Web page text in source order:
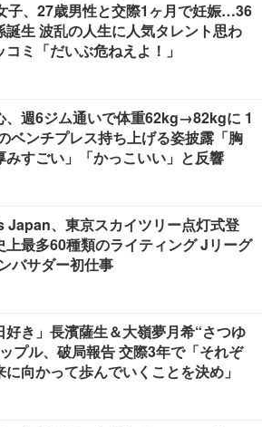
子、27歳男性と交際1ヶ月で妊娠…36
誕生 波乱の人生に人気タレント思わ
コミ「だいぶ危ねえよ！」
、週6ジム通いで体重62kg→82kgに 1
ベンチプレス持ち上げる姿披露「胸
みすごい」「かっこいい」と反響
Japan、東京スカイツリー点灯式登
上最多60種類のライティング Jリーグ
バサダー初仕事
好き」長濱薩生＆大嶺夢月希“さつゆ
プル、破局報告 交際3年で「それぞ
に向かって歩んでいくことを決め」